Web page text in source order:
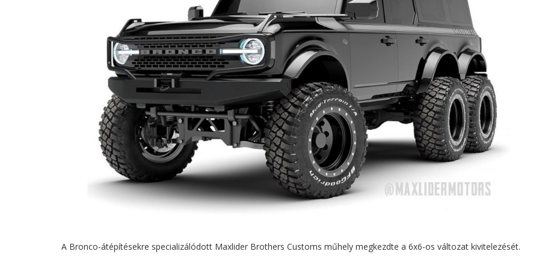
A Bronco-átépítésekre specializálódott Maxlider Brothers Customs műhely megkezdte a 6x6-os változat kivitelezését.